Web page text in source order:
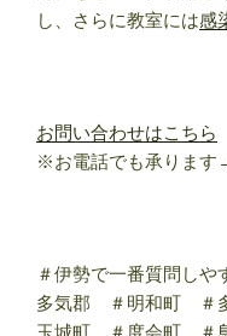
し、さらに教室には感
お問い合わせはこちら
※お電話でも承ります
＃伊勢で一番質問し
多気郡 ＃明和町 ＃
玉城町 ＃度会町 ＃